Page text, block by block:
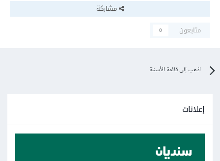
مشاركة
متابعون
0
اذهب إلى قائمة الأسئلة
إعلانات